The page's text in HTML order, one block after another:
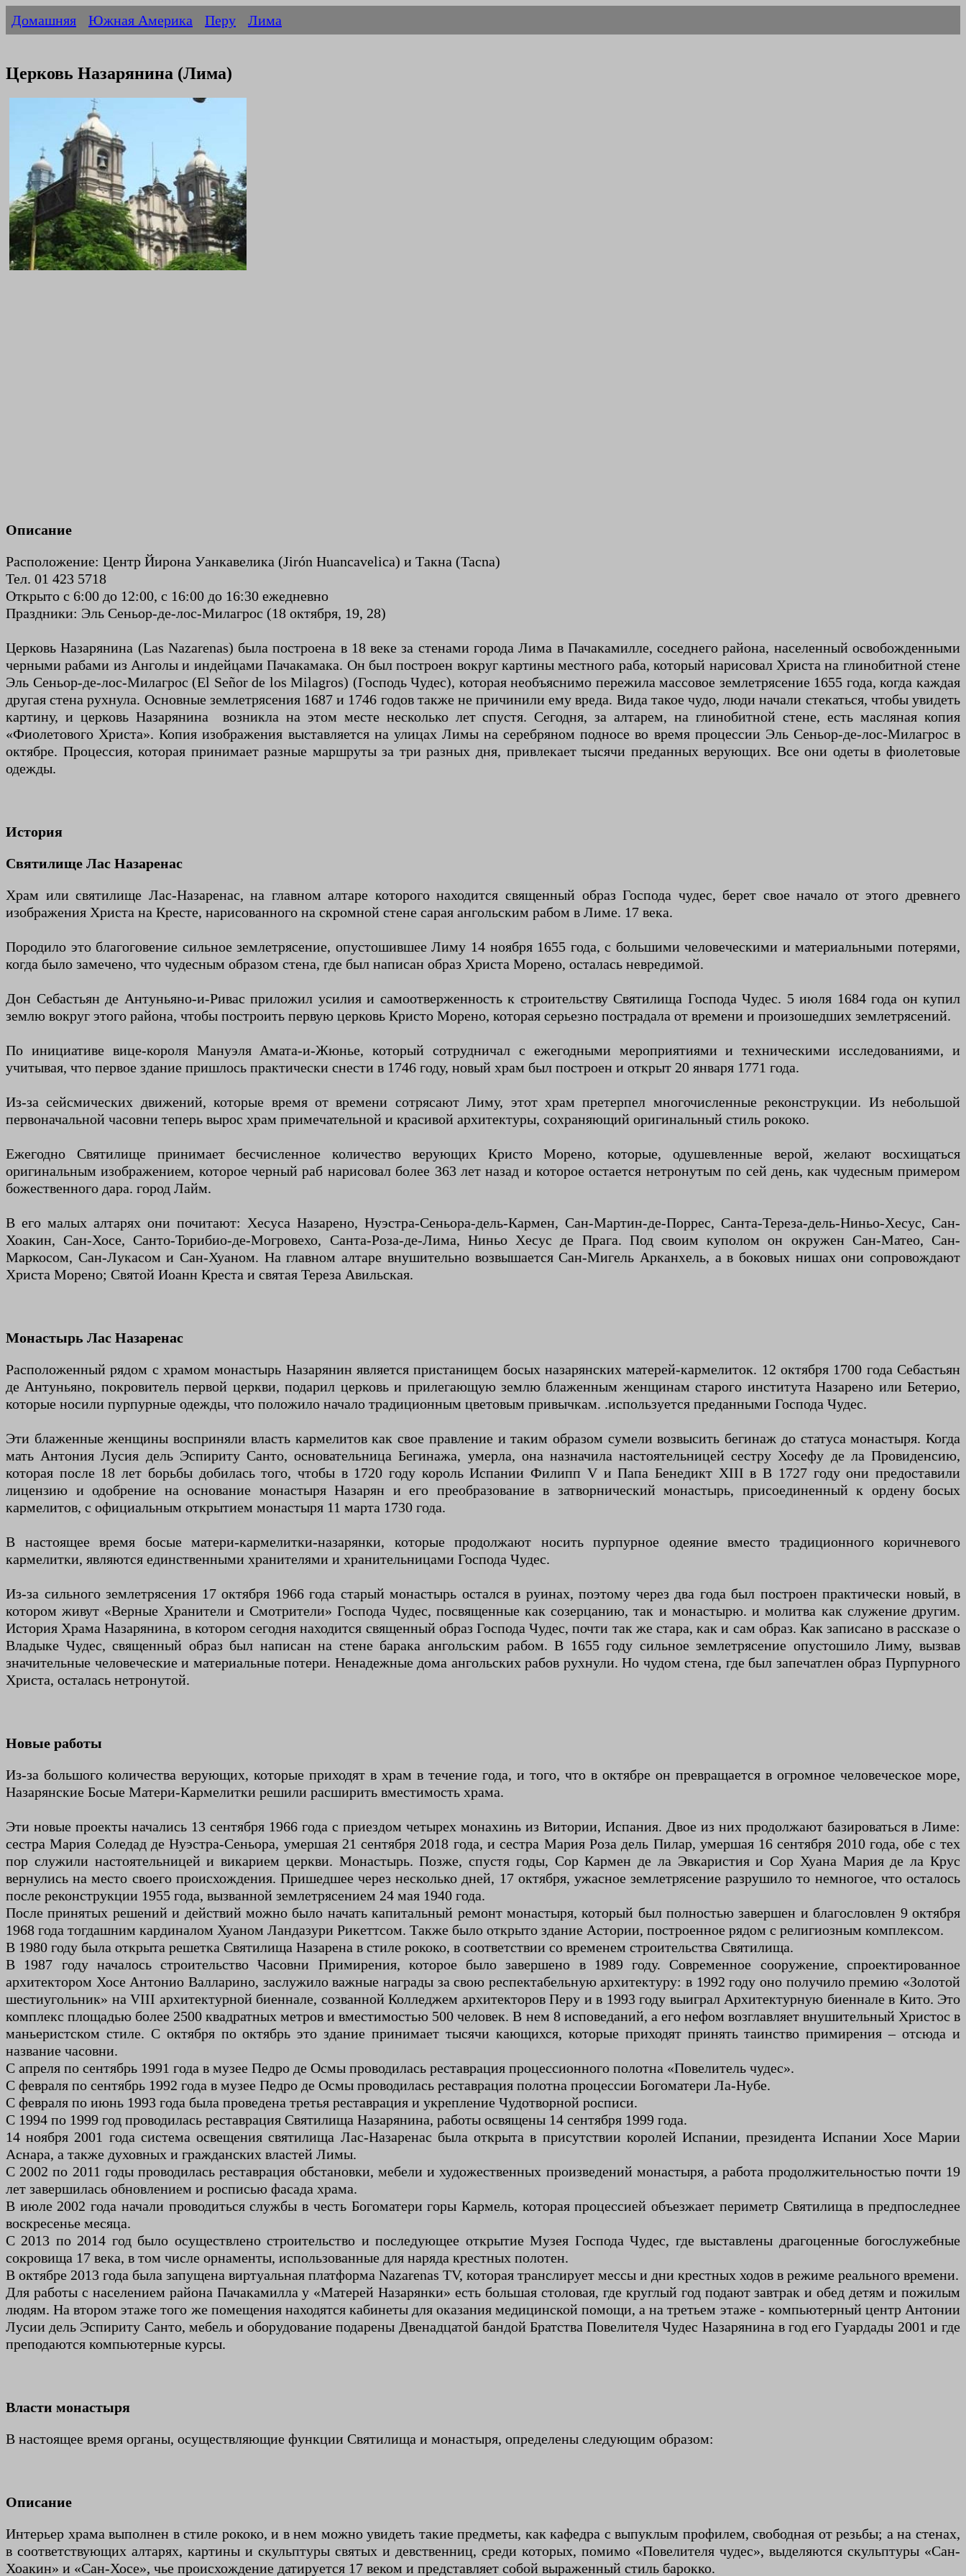
Домашняя Южная Америка Перу Лима
Церковь Назарянина (Лима)
Описание
Расположение: Центр Йирона Уанкавелика (Jirón Huancavelica) и Такна (Tacna)
Тел. 01 423 5718
Открыто с 6:00 до 12:00, с 16:00 до 16:30 ежедневно
Праздники: Эль Сеньор-де-лос-Милагрос (18 октября, 19, 28)
Церковь Назарянина (Las Nazarenas) была построена в 18 веке за стенами города Лима в Пачакамилле, соседнего района, населенный освобожденными
черными рабами из Анголы и индейцами Пачакамака. Он был построен вокруг картины местного раба, который нарисовал Христа на глинобитной стене
Эль Сеньор-де-лос-Милагрос (El Señor de los Milagros) (Господь Чудес), которая необъяснимо пережила массовое землетрясение 1655 года, когда каждая
другая стена рухнула. Основные землетрясения 1687 и 1746 годов также не причинили ему вреда. Вида такое чудо, люди начали стекаться, чтобы увидеть
картину, и церковь Назарянина возникла на этом месте несколько лет спустя. Сегодня, за алтарем, на глинобитной стене, есть масляная копия
«Фиолетового Христа». Копия изображения выставляется на улицах Лимы на серебряном подносе во время процессии Эль Сеньор-де-лос-Милагрос в
октябре. Процессия, которая принимает разные маршруты за три разных дня, привлекает тысячи преданных верующих. Все они одеты в фиолетовые
одежды.
История
Святилище Лас Назаренас
Храм или святилище Лас-Назаренас, на главном алтаре которого находится священный образ Господа чудес, берет свое начало от этого древнего
изображения Христа на Кресте, нарисованного на скромной стене сарая ангольским рабом в Лиме. 17 века.
Породило это благоговение сильное землетрясение, опустошившее Лиму 14 ноября 1655 года, с большими человеческими и материальными потерями,
когда было замечено, что чудесным образом стена, где был написан образ Христа Морено, осталась невредимой.
Дон Себастьян де Антуньяно-и-Ривас приложил усилия и самоотверженность к строительству Святилища Господа Чудес. 5 июля 1684 года он купил
землю вокруг этого района, чтобы построить первую церковь Кристо Морено, которая серьезно пострадала от времени и произошедших землетрясений.
По инициативе вице-короля Мануэля Амата-и-Жюнье, который сотрудничал с ежегодными мероприятиями и техническими исследованиями, и
учитывая, что первое здание пришлось практически снести в 1746 году, новый храм был построен и открыт 20 января 1771 года.
Из-за сейсмических движений, которые время от времени сотрясают Лиму, этот храм претерпел многочисленные реконструкции. Из небольшой
первоначальной часовни теперь вырос храм примечательной и красивой архитектуры, сохраняющий оригинальный стиль рококо.
Ежегодно Святилище принимает бесчисленное количество верующих Кристо Морено, которые, одушевленные верой, желают восхищаться
оригинальным изображением, которое черный раб нарисовал более 363 лет назад и которое остается нетронутым по сей день, как чудесным примером
божественного дара. город Лайм.
В его малых алтарях они почитают: Хесуса Назарено, Нуэстра-Сеньора-дель-Кармен, Сан-Мартин-де-Поррес, Санта-Тереза-дель-Ниньо-Хесус, Сан-
Хоакин, Сан-Хосе, Санто-Торибио-де-Могровехо, Санта-Роза-де-Лима, Ниньо Хесус де Прага. Под своим куполом он окружен Сан-Матео, Сан-
Маркосом, Сан-Лукасом и Сан-Хуаном. На главном алтаре внушительно возвышается Сан-Мигель Арканхель, а в боковых нишах они сопровождают
Христа Морено; Святой Иоанн Креста и святая Тереза ​​Авильская.
Монастырь Лас Назаренас
Расположенный рядом с храмом монастырь Назарянин является пристанищем босых назарянских матерей-кармелиток. 12 октября 1700 года Себастьян
де Антуньяно, покровитель первой церкви, подарил церковь и прилегающую землю блаженным женщинам старого института Назарено или Бетерио,
которые носили пурпурные одежды, что положило начало традиционным цветовым привычкам. .используется преданными Господа Чудес.
Эти блаженные женщины восприняли власть кармелитов как свое правление и таким образом сумели возвысить бегинаж до статуса монастыря. Когда
мать Антония Лусия дель Эспириту Санто, основательница Бегинажа, умерла, она назначила настоятельницей сестру Хосефу де ла Провиденсию,
которая после 18 лет борьбы добилась того, чтобы в 1720 году король Испании Филипп V и Папа Бенедикт XIII в В 1727 году они предоставили
лицензию и одобрение на основание монастыря Назарян и его преобразование в затворнический монастырь, присоединенный к ордену босых
кармелитов, с официальным открытием монастыря 11 марта 1730 года.
В настоящее время босые матери-кармелитки-назарянки, которые продолжают носить пурпурное одеяние вместо традиционного коричневого
кармелитки, являются единственными хранителями и хранительницами Господа Чудес.
Из-за сильного землетрясения 17 октября 1966 года старый монастырь остался в руинах, поэтому через два года был построен практически новый, в
котором живут «Верные Хранители и Смотрители» Господа Чудес, посвященные как созерцанию, так и монастырю. и молитва как служение другим.
История Храма Назарянина, в котором сегодня находится священный образ Господа Чудес, почти так же стара, как и сам образ. Как записано в рассказе о
Владыке Чудес, священный образ был написан на стене барака ангольским рабом. В 1655 году сильное землетрясение опустошило Лиму, вызвав
значительные человеческие и материальные потери. Ненадежные дома ангольских рабов рухнули. Но чудом стена, где был запечатлен образ Пурпурного
Христа, осталась нетронутой.
Новые работы
Из-за большого количества верующих, которые приходят в храм в течение года, и того, что в октябре он превращается в огромное человеческое море,
Назарянские Босые Матери-Кармелитки решили расширить вместимость храма.
Эти новые проекты начались 13 сентября 1966 года с приездом четырех монахинь из Витории, Испания. Двое из них продолжают базироваться в Лиме:
сестра Мария Соледад де Нуэстра-Сеньора, умершая 21 сентября 2018 года, и сестра Мария Роза дель Пилар, умершая 16 сентября 2010 года, обе с тех
пор служили настоятельницей и викарием церкви. Монастырь. Позже, спустя годы, Сор Кармен де ла Эвкаристия и Сор Хуана Мария де ла Крус
вернулись на место своего происхождения. Пришедшее через несколько дней, 17 октября, ужасное землетрясение разрушило то немногое, что осталось
после реконструкции 1955 года, вызванной землетрясением 24 мая 1940 года.
После принятых решений и действий можно было начать капитальный ремонт монастыря, который был полностью завершен и благословлен 9 октября
1968 года тогдашним кардиналом Хуаном Ландазури Рикеттсом. Также было открыто здание Астории, построенное рядом с религиозным комплексом.
В 1980 году была открыта решетка Святилища Назарена в стиле рококо, в соответствии со временем строительства Святилища.
В 1987 году началось строительство Часовни Примирения, которое было завершено в 1989 году. Современное сооружение, спроектированное
архитектором Хосе Антонио Валларино, заслужило важные награды за свою респектабельную архитектуру: в 1992 году оно получило премию «Золотой
шестиугольник» на VIII архитектурной биеннале, созванной Колледжем архитекторов Перу и в 1993 году выиграл Архитектурную биеннале в Кито. Это
комплекс площадью более 2500 квадратных метров и вместимостью 500 человек. В нем 8 исповеданий, а его нефом возглавляет внушительный Христос в
маньеристском стиле. С октября по октябрь это здание принимает тысячи кающихся, которые приходят принять таинство примирения – отсюда и
название часовни.
С апреля по сентябрь 1991 года в музее Педро де Осмы проводилась реставрация процессионного полотна «Повелитель чудес».
С февраля по сентябрь 1992 года в музее Педро де Осмы проводилась реставрация полотна процессии Богоматери Ла-Нубе.
С февраля по июнь 1993 года была проведена третья реставрация и укрепление Чудотворной росписи.
С 1994 по 1999 год проводилась реставрация Святилища Назарянина, работы освящены 14 сентября 1999 года.
14 ноября 2001 года система освещения святилища Лас-Назаренас была открыта в присутствии королей Испании, президента Испании Хосе Марии
Аснара, а также духовных и гражданских властей Лимы.
С 2002 по 2011 годы проводилась реставрация обстановки, мебели и художественных произведений монастыря, а работа продолжительностью почти 19
лет завершилась обновлением и росписью фасада храма.
В июле 2002 года начали проводиться службы в честь Богоматери горы Кармель, которая процессией объезжает периметр Святилища в предпоследнее
воскресенье месяца.
С 2013 по 2014 год было осуществлено строительство и последующее открытие Музея Господа Чудес, где выставлены драгоценные богослужебные
сокровища 17 века, в том числе орнаменты, использованные для наряда крестных полотен.
В октябре 2013 года была запущена виртуальная платформа Nazarenas TV, которая транслирует мессы и дни крестных ходов в режиме реального времени.
Для работы с населением района Пачакамилла у «Матерей Назарянки» есть большая столовая, где круглый год подают завтрак и обед детям и пожилым
людям. На втором этаже того же помещения находятся кабинеты для оказания медицинской помощи, а на третьем этаже - компьютерный центр Антонии
Лусии дель Эспириту Санто, мебель и оборудование подарены Двенадцатой бандой Братства Повелителя Чудес Назарянина в год его Гуардады 2001 и где
преподаются компьютерные курсы.
Власти монастыря
В настоящее время органы, осуществляющие функции Святилища и монастыря, определены следующим образом:
Описание
Интерьер храма выполнен в стиле рококо, и в нем можно увидеть такие предметы, как кафедра с выпуклым профилем, свободная от резьбы; а на стенах,
в соответствующих алтарях, картины и скульптуры святых и девственниц, среди которых, помимо «Повелителя чудес», выделяются скульптуры «Сан-
Хоакин» и «Сан-Хосе», чье происхождение датируется 17 веком и представляет собой выраженный стиль барокко.